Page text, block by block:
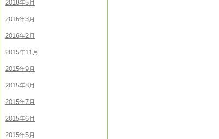
2018年5月
2016年3月
2016年2月
2015年11月
2015年9月
2015年8月
2015年7月
2015年6月
2015年5月